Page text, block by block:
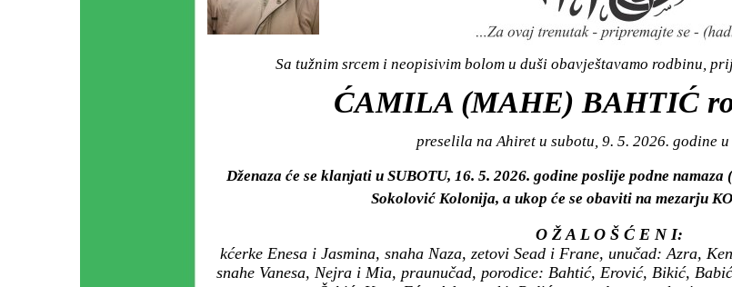
Sa tužnim srcem i neopisivim bolom u duši obavještavamo rodbinu,
ĆAMILA (MAHE) BAHTIĆ
preselila na Ahiret u subotu, 9. 5. 2026. godine
Dženaza će se klanjati u SUBOTU, 16. 5. 2026. godine poslije podne
Sokolović Kolonija, a ukop će se obaviti na mezarju
O Ž A L O Š Ć E N I:
kćerke Enesa i Jasmina, snaha Naza, zetovi Sead i Frane, unučad: Azra,
snahe Vanesa, Nejra i Mia, praunučad, porodice: Bahtić, Erović, Bikić,